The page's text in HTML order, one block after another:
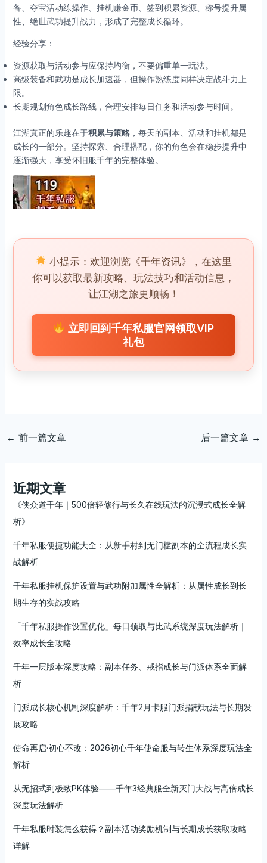
备、夺宝活动练操作、挂机赚金币、签到积累资源、称号提升属
性、绝世武功提升战力，形成了完整成长循环。
经验分享：
资源获取与活动参与应保持均衡，不要偏重单一玩法。
高级装备和武功是成长加速器，但操作熟练度同样决定战斗力上
限。
长期规划角色成长路线，合理安排每日任务和活动参与时间。
江湖真正的乐趣在于积累与策略，每天的副本、活动和挂机都是
成长的一部分。坚持探索、合理搭配，你的角色会在稳步提升中
逐渐强大，享受怀旧服千年的完整体验。
小提示：欢迎浏览《千年资讯》，在这里
你可以获取最新攻略、玩法技巧和活动信息，
让江湖之旅更顺畅！
立即回到千年私服官网领取VIP
礼包
← 前一篇文章 后一篇文章 →
近期文章
《侠众道千年｜500倍轻修行与长久在线玩法的沉浸式成长全解
析》
千年私服便捷功能大全：从新手村到无门槛副本的全流程成长实
战解析
千年私服挂机保护设置与武功附加属性全解析：从属性成长到长
期生存的实战攻略
「千年私服操作设置优化」每日领取与比武系统深度玩法解析｜
效率成长全攻略
千年一层版本深度攻略：副本任务、戒指成长与门派体系全面解
析
门派成长核心机制深度解析：千年2月卡服门派捐献玩法与长期发
展攻略
使命再启·初心不改：2026初心千年使命服与转生体系深度玩法全
解析
从无招式到极致PK体验——千年3经典服全新灭门大战与高倍成长
深度玩法解析
千年私服时装怎么获得？副本活动奖励机制与长期成长获取攻略
详解